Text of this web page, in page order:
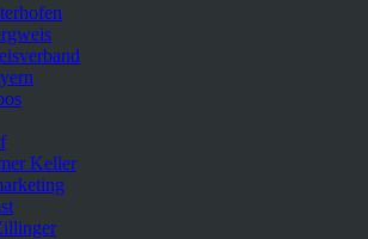
Keller